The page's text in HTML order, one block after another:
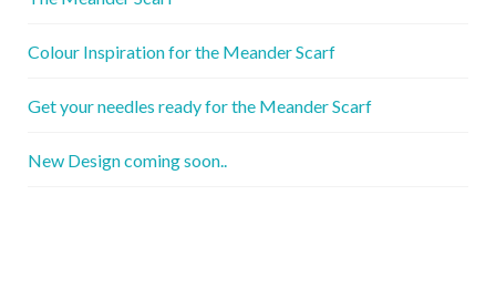
Colour Inspiration for the Meander Scarf
Get your needles ready for the Meander Scarf
New Design coming soon..